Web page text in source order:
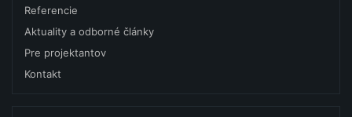
Referencie
Aktuality a odborné články
Pre projektantov
Kontakt